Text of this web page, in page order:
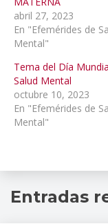
abril 27, 2023
En "Efemérides de
Mental"
Tema del Día
Salud Mental
octubre 10, 2023
En "Efemérides de
Mental"
INPRFM,
Entradas